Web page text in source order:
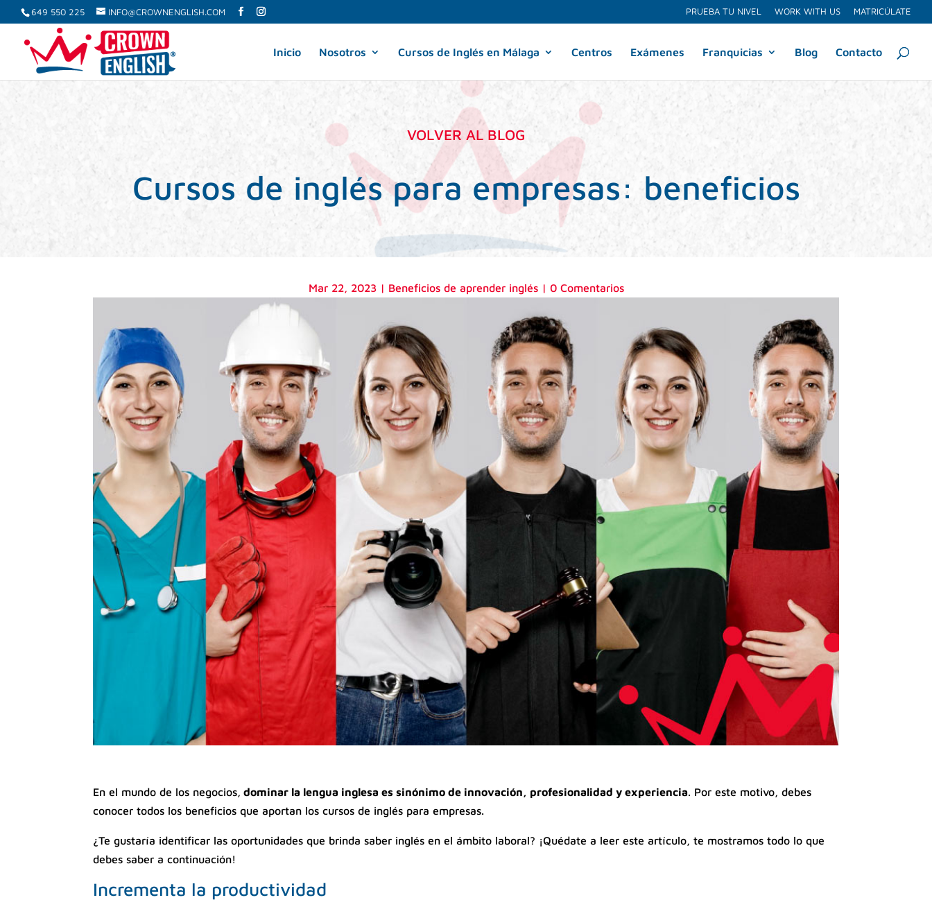
649 550 225 INFO@CROWNENGLISH.COM PRUEBA TU NIVEL WORK WITH US MATRICÚLATE
Inicio Nosotros Cursos de Inglés en Málaga Centros Exámenes Franquicias Blog Contacto
VOLVER AL BLOG
Cursos de inglés para empresas: beneficios
Mar 22, 2023| Beneficios de aprender inglés| 0 Comentarios
En el mundo de los negocios, dominar la lengua inglesa es sinónimo de innovación, profesionalidad y experiencia. Por este motivo, debes
conocer todos los beneficios que aportan los cursos de inglés para empresas.
¿Te gustaría identificar las oportunidades que brinda saber inglés en el ámbito laboral? ¡Quédate a leer este artículo, te mostramos todo lo que
debes saber a continuación!
Incrementa la productividad